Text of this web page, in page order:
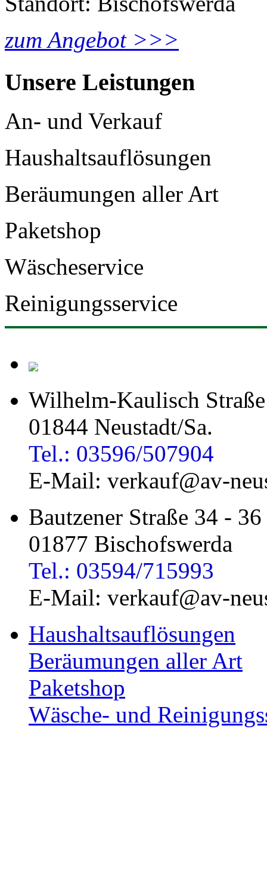
zum Angebot >>>
Unsere Leistungen
An- und Verkauf
Haushaltsauflösungen
Beräumungen aller Art
Paketshop
Wäscheservice
Reinigungsservice
Wilhelm-Kaulisch
01844 Neustadt/Sa.
Tel.: 03596/507904
E-Mail: verkauf@av-
Bautzener Straße 34 - 36
01877 Bischofswerda
Tel.: 03594/715993
E-Mail: verkauf@av-
Haushaltsauflösungen
Beräumungen aller Art
Paketshop
Wäsche- und